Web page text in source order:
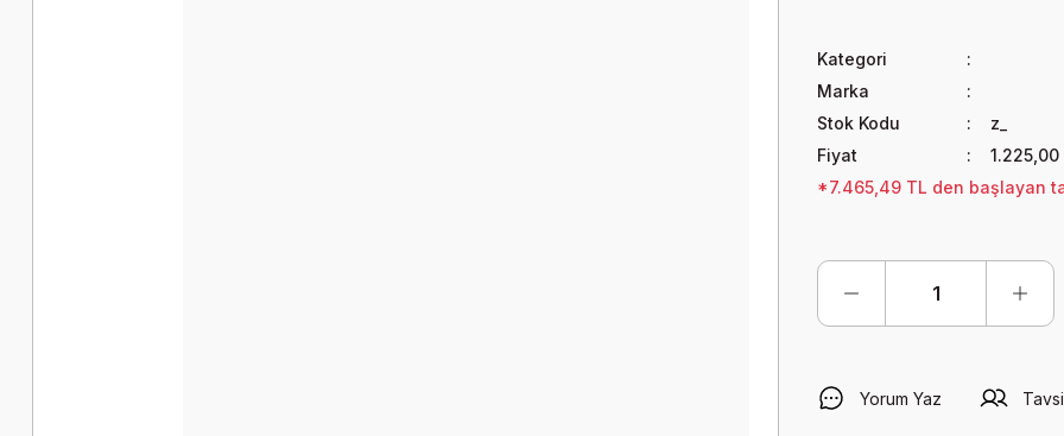
Kategori
Marka
Stok Kodu
z_
Fiyat
1.225,00
*7.465,49 TL den başlayan
Yorum Yaz